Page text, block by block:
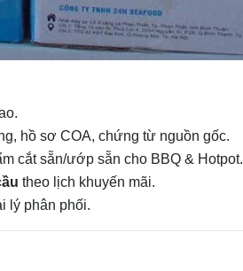
hồ sơ COA, chứng từ nguồn gốc.
cắt sẵn/ướp sẵn cho BBQ & Hotpot.
theo lịch khuyến mãi.
lý phân phối.